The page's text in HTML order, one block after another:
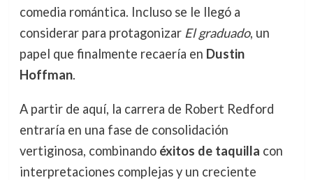
comedia romántica. Incluso se le llegó a
considerar para protagonizar El graduado, un
papel que finalmente recaería en Dustin
Hoffman.
A partir de aquí, la carrera de Robert Redford
entraría en una fase de consolidación
vertiginosa, combinando éxitos de taquilla con
interpretaciones complejas y un creciente